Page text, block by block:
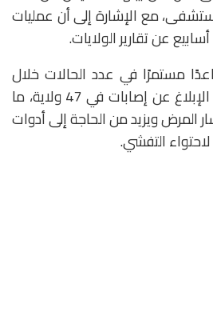
مع الإشارة إلى أن عمليات
عن تقارير الولايات.
مستمرًا في عدد الحالات خلال
الأشهر الأخيرة، حيث تم الإبلاغ عن إصابات في 47 ولاية، ما
المرض ويزيد من الحاجة إلى أدوات
التفشي.